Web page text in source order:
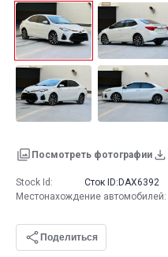
Посмотреть фотографии
Stock Id: Сток ID: DAX6392
Местонахождение автомобилей:
Поделиться